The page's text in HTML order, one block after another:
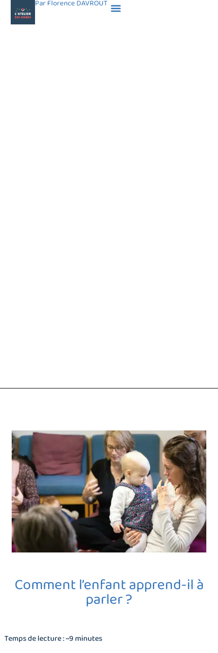
Par Florence DAVROUT
Comment l’enfant apprend-il à
parler ?
Temps de lecture : ~9 minutes